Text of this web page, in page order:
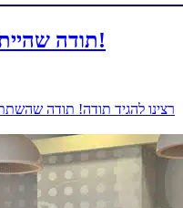
תודה שהייתם חלק מתערוכת גטר 360!